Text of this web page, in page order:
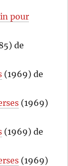
pour
de
(1969) de
(1969)
(1969) de
(1969)